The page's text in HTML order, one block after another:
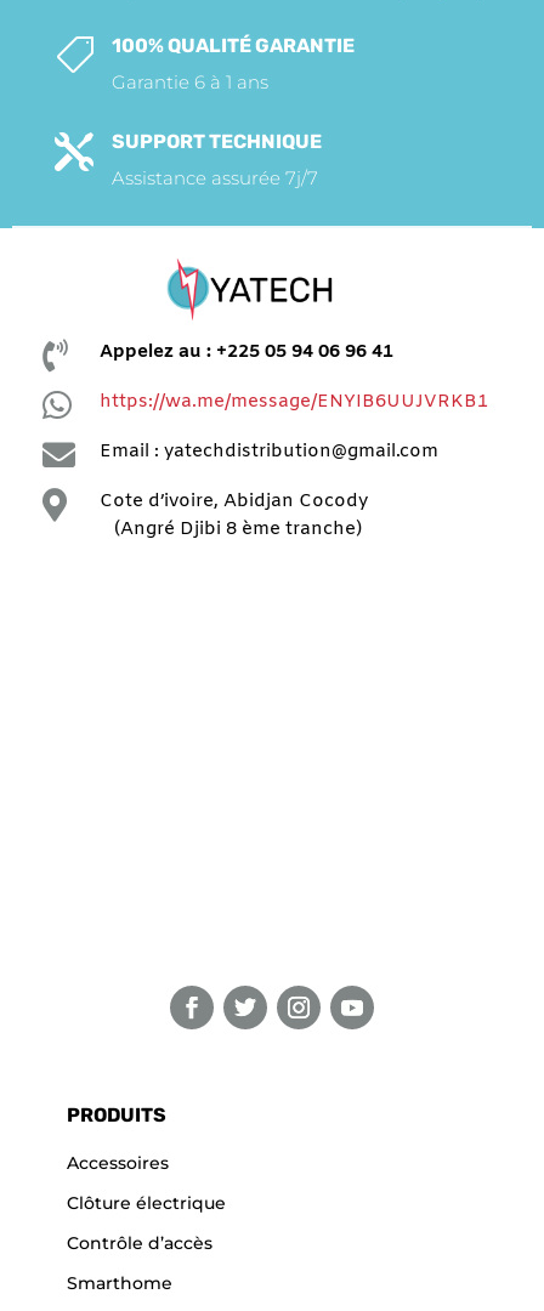

100% QUALITÉ GARANTIE
Garantie 6 à 1 ans

SUPPORT TECHNIQUE
Assistance assurée 7j/7
 Appelez au : +225 05 94 06 96 41
 https://wa.me/message/ENYIB6UUJVRKB1
 Email : yatechdistribution@gmail.com

Cote d’ivoire, Abidjan Cocody
(Angré Djibi 8 ème tranche)
PRODUITS
Accessoires
Clôture électrique
Contrôle d’accès
Smarthome